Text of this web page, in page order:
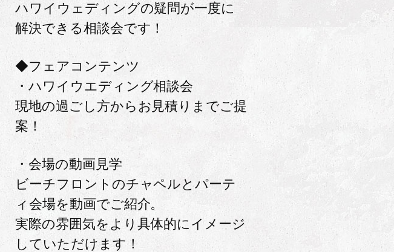
ハワイウェディングの疑問が一度に
解決できる相談会です！
◆フェアコンテンツ
・ハワイウエディング相談会
現地の過ごし方からお見積りまでご提
案！
・会場の動画見学
ビーチフロントのチャペルとパーテ
ィ会場を動画でご紹介。
実際の雰囲気をより具体的にイメージ
していただけます！